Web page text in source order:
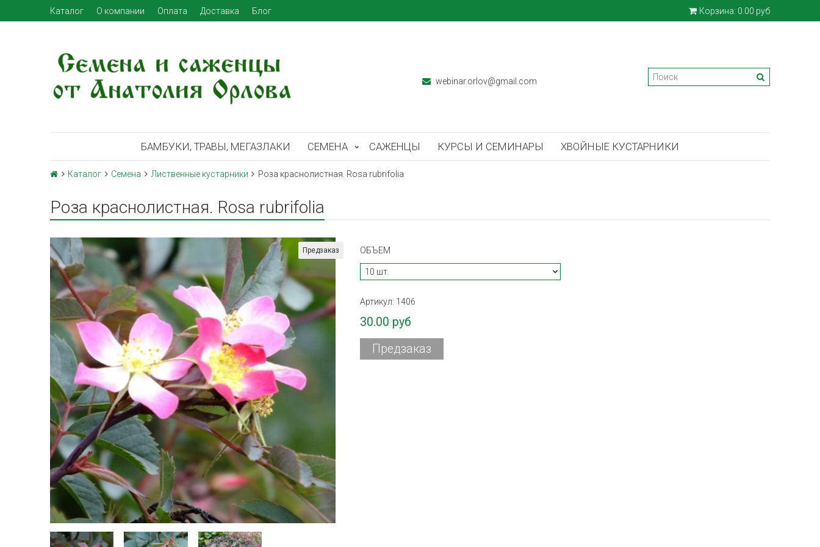
Каталог О компании Оплата Доставка Блог Корзина: 0.00 руб
webinar.orlov@gmail.com
БАМБУКИ, ТРАВЫ, МЕГАЗЛАКИ СЕМЕНА САЖЕНЦЫ КУРСЫ И СЕМИНАРЫ ХВОЙНЫЕ КУСТАРНИКИ
Каталог Семена Лиственные кустарники Роза краснолистная. Rosa rubrifolia
Роза краснолистная. Rosa rubrifolia
Предзаказ ОБЪЕМ
Артикул: 1406
30.00 руб
Предзаказ